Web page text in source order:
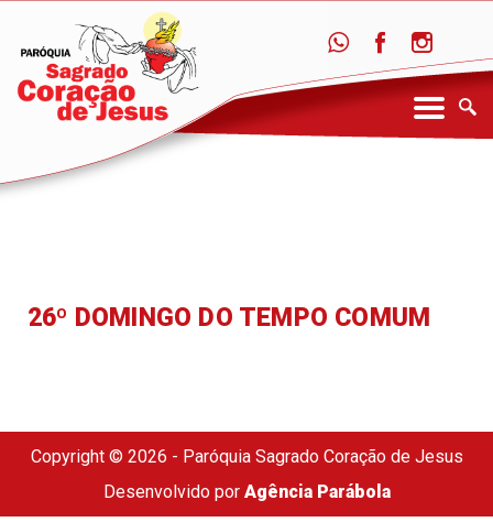
26º DOMINGO DO TEMPO COMUM
Copyright © 2026 - Paróquia Sagrado Coração de Jesus
Desenvolvido por Agência Parábola